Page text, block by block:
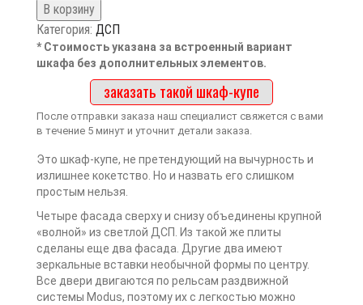
В корзину
Категория:ДСП
* Стоимость указана за встроенный вариант
шкафа без дополнительных элементов.
заказать такой шкаф-купе
После отправки заказа наш специалист свяжется с вами
в течение 5 минут и уточнит детали заказа.
Это шкаф-купе, не претендующий на вычурность и
излишнее кокетство. Но и назвать его слишком
простым нельзя.
Четыре фасада сверху и снизу объединены крупной
«волной» из светлой ДСП. Из такой же плиты
сделаны еще два фасада. Другие два имеют
зеркальные вставки необычной формы по центру.
Все двери двигаются по рельсам раздвижной
системы Modus, поэтому их с легкостью можно